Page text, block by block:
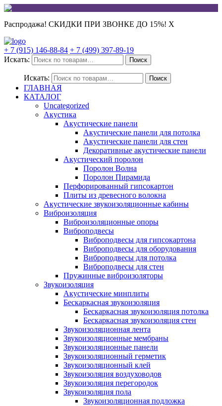
Распродажа! СКИДКИ ПРИ ЗВОНКЕ ДО 15%! X
+ 7 (915) 146-88-84 + 7 (499) 397-89-19
Искать:
Поиск
Искать: Поиск
ГЛАВНАЯ
КАТАЛОГ
Uncategorized
Акустика
Акустические панели
Акустические панели для потолка
Акустические панели для стен
Декоративные акустические панели
Акустический поролон
Поролон Волна
Поролон Пирамида
Перфорированный гипсокартон
Плиты из древесного волокна
Акустические звукоизоляционные кабины
Виброизоляция
Виброизоляционные опоры
Виброподвесы
Виброподвесы для гипсокартона
Виброподвесы для оборудования
Виброподвесы для потолка
Виброподвесы для стен
Пружинные виброизоляторы
Звукоизоляция
Акустические минплиты
Бескаркасная звукоизоляция
Бескаркасная звукоизоляция потолка
Бескаркасная звукоизоляция стен
Звукоизоляционная лента
Звукоизоляционные мембраны
Звукоизоляционные панели
Звукоизоляционный герметик
Звукоизоляционный клей
Звукоизоляция воздуховодов
Звукоизоляция перегородок
Звукоизоляция пола
Звукоизоляционная подложка